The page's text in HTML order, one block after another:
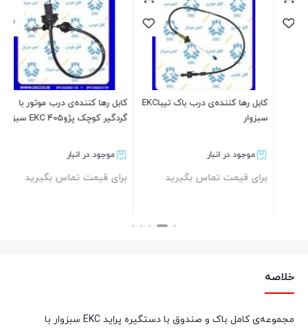
کابل رها کننده‌ی درب باک تیباEKC
سبزوار
موجود در انبار
برای قیمت تماس بگیرید
کابل رها کننده‌ی درب موتور با
گردگیر کوچک پژو405 EKC سبزوار
موجود در انبار
برای قیمت تماس بگیرید
خلاصه
مجموعه‌ی کامل باک و صندوق با دستگیره پراید EKC سبزوار با